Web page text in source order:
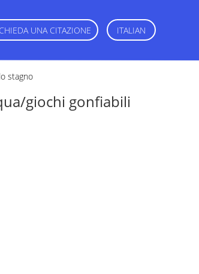
UNA CITAZIONE ITALIAN
stagno
giochi gonfiabili